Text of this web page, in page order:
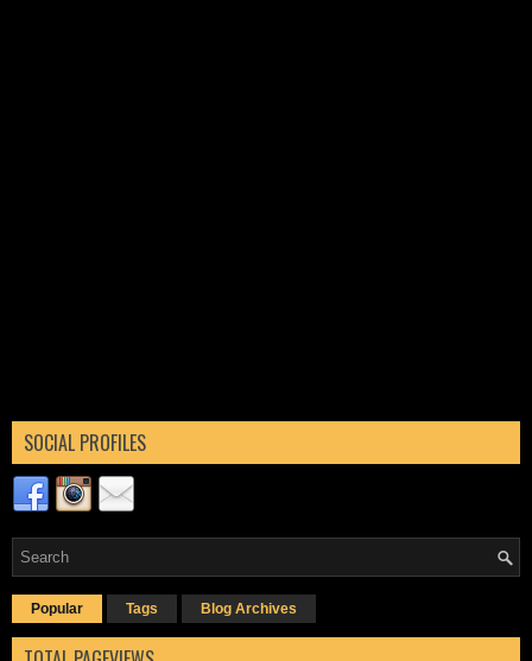
SOCIAL PROFILES
Popular Tags Blog Archives